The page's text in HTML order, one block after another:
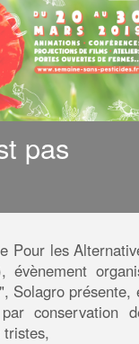
pas
Pour les
Solagro présente,
conservation